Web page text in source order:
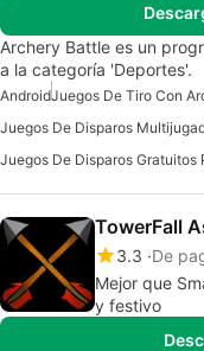
Archery Battle es un
a la categoría 'Deportes'.
AndroidJuegos De Tiro Con
TowerFall
3.3 De
Mejor que
y festivo